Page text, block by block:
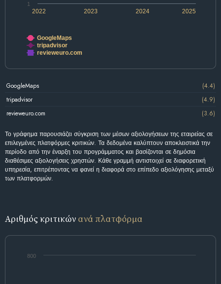
2022 2024
2023 2025
1
GoogleMaps
tripadvisor
revieweuro.com
GoogleMaps
(4.4)
tripadvisor
(4.9)
revieweuro.com
(3.6)
Το γράφημα παρουσιάζει σύγκριση των μέσων αξιολογήσεων της εταιρείας σε
επιλεγμένες πλατφόρμες κριτικών. Τα δεδομένα καλύπτουν αποκλειστικά την
περίοδο από την έναρξη του προγράμματος και βασίζονται σε δημόσια
διαθέσιμες αξιολογήσεις χρηστών. Κάθε γραμμή αντιστοιχεί σε διαφορετική
υπηρεσία, επιτρέποντας να φανεί η διαφορά στο επίπεδο αξιολόγησης μεταξύ
των πλατφορμών.
Αριθμός κριτικών ανά πλατφόρμα
800